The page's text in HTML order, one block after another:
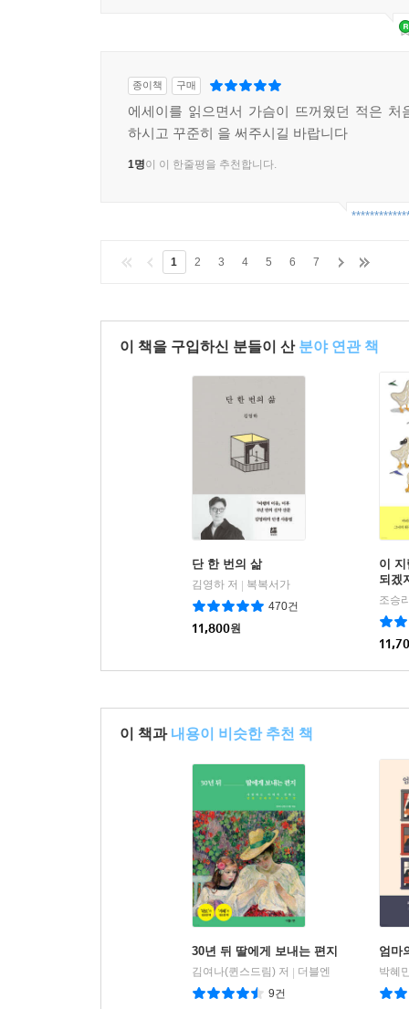
종이책 구매
에세이를 읽으면서 가슴이 뜨꺼웠던 적은 처
하시고 꾸준히 을 써주시길 바랍니다
1명이 이 한줄평을 추천합니다.
1 2 3 4 5 6 7
이 책을 구입하신 분들이 산 분야 연관 책
단 한 번의 삶
김영하 저
복복서가
470건
11,800원
이
되겠
조승
이 책과 내용이 비슷한 추천 책
30년 뒤 딸에게 보내는 편지
김여나(퀸스드림) 저
더블엔
9건
엄마